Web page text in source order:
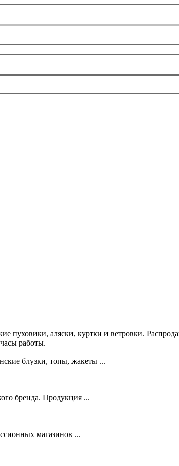
аляски, куртки и ветровки.
работы.
блузки, топы, жакеты ...
бренда. Продукция ...
магазинов ...